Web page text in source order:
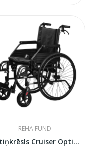
REHA FUND
Ratiņkrēsls Cruiser Optima RF-21